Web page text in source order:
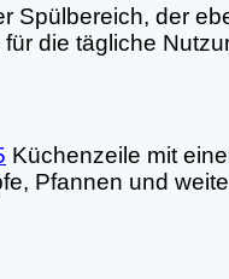
der
die tägliche
Küchenzeile mit
Pfannen und